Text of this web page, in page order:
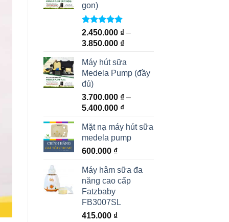
gọn)
Rated5.00
out of 5
2.450.000 ₫–
3.850.000 ₫
Máy hút sữa
Medela Pump (đầy
đủ)
3.700.000 ₫–
5.400.000 ₫
Mặt nạ máy hút sữa
medela pump
600.000 ₫
Máy hâm sữa đa
năng cao cấp
Fatzbaby
FB3007SL
415.000 ₫